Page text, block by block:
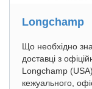
Longchamp
Що необхідно
доставці з
Longchamp
кежуального,